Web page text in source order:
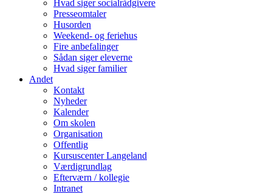
Hvad siger socialrådgivere
Presseomtaler
Husorden
Weekend- og feriehus
Fire anbefalinger
Sådan siger eleverne
Hvad siger familier
Andet
Kontakt
Nyheder
Kalender
Om skolen
Organisation
Offentlig
Kursuscenter Langeland
Værdigrundlag
Efterværn / kollegie
Intranet